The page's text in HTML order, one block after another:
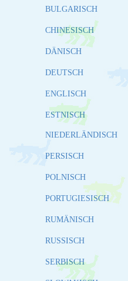
BULGARISCH
CHINESISCH
DÄNISCH
DEUTSCH
ENGLISCH
ESTNISCH
NIEDERLÄNDISCH
PERSISCH
POLNISCH
PORTUGIESISCH
RUMÄNISCH
RUSSISCH
SERBISCH